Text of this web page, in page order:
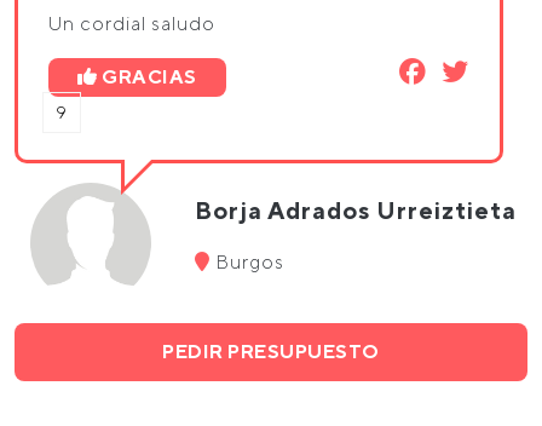
Un cordial saludo
GRACIAS
9
Borja Adrados Urreiztieta
Burgos
PEDIR PRESUPUESTO